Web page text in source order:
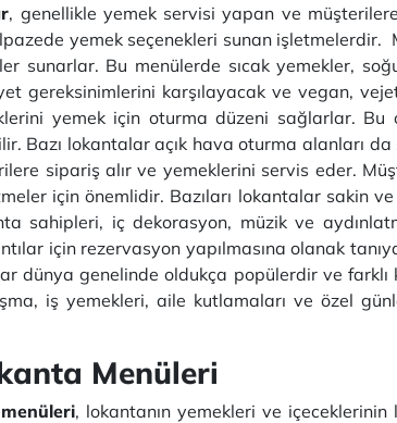
, genellikle yemek servisi yapan ve
yemek seçenekleri sunan
sunarlar. Bu menülerde sıcak yemekler,
gereksinimlerini karşılayacak ve vegan,
yemek için oturma düzeni sağlarlar.
Bazı lokantalar açık hava oturma alanları
sipariş alır ve yemeklerini servis eder.
için önemlidir. Bazıları lokantalar
sahipleri, iç dekorasyon, müzik ve
için rezervasyon yapılmasına olanak
dünya genelinde oldukça popülerdir ve
iş yemekleri, aile kutlamaları ve özel
Menüleri
, lokantanın yemekleri ve